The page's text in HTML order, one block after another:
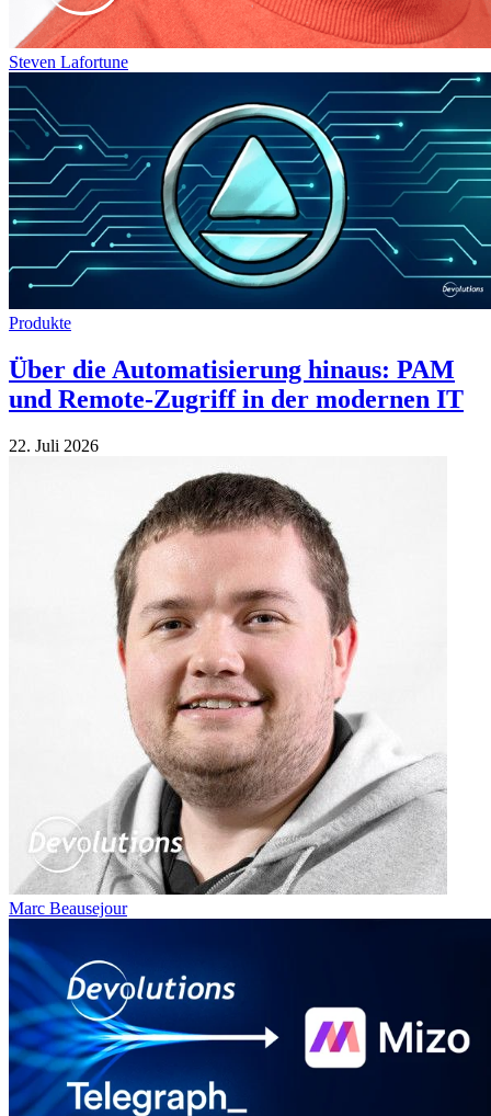
Steven Lafortune
Produkte
Über die Automatisierung hinaus: PAM
und Remote-Zugriff in der modernen IT
22. Juli 2026
Marc Beausejour